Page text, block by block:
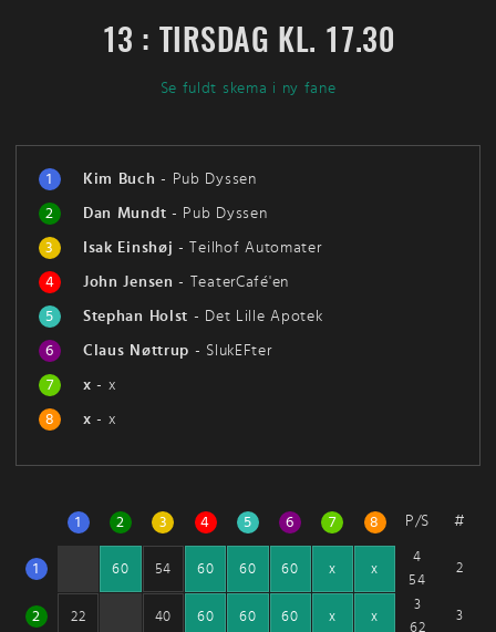
13 : TIRSDAG KL. 17.30
Se fuldt skema i ny fane
1 Kim Buch - Pub Dyssen
2
Dan Mundt - Pub Dyssen
3
Isak Einshøj -Teilhof Automater
4
John Jensen - TeaterCafé'en
5
Stephan Holst - Det Lille Apotek
6
Claus Nøttrup - SlukEFter
7
x - x
8
x - x
1 2 3 4 5 6 7 8 P/S #
1 60 54 60 60 60 x x
4
54
2
2 22 40 60 60 60 x x
3
62
3